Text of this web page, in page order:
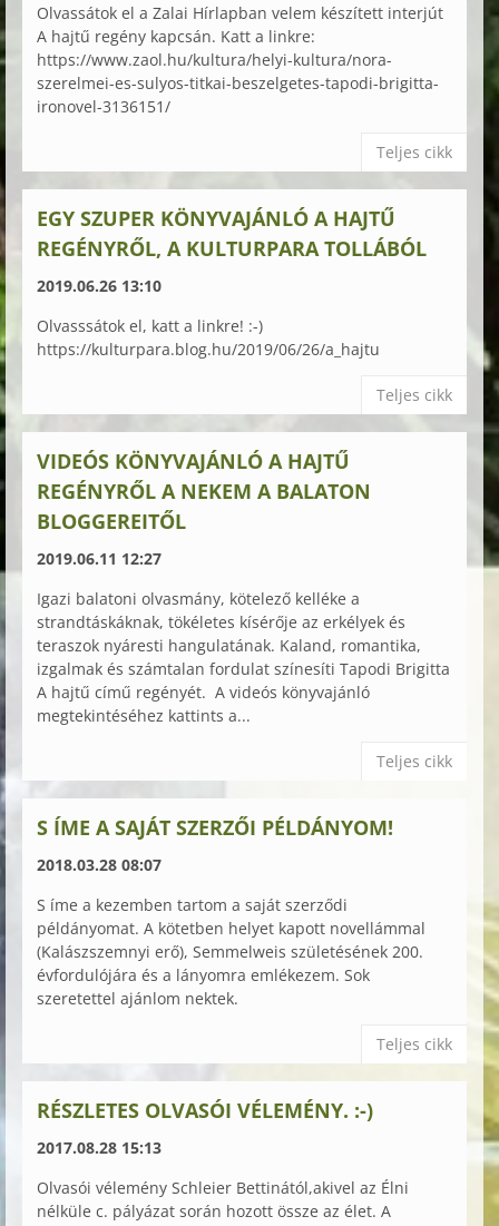
Olvassátok el a Zalai Hírlapban velem készített interjút
A hajtű regény kapcsán. Katt a linkre:
https://www.zaol.hu/kultura/helyi-kultura/nora-
szerelmei-es-sulyos-titkai-beszelgetes-tapodi-brigitta-
ironovel-3136151/
Teljes cikk
EGY SZUPER KÖNYVAJÁNLÓ A HAJTŰ
REGÉNYRŐL, A KULTURPARA TOLLÁBÓL
2019.06.26 13:10
Olvasssátok el, katt a linkre! :-)
https://kulturpara.blog.hu/2019/06/26/a_hajtu
Teljes cikk
VIDEÓS KÖNYVAJÁNLÓ A HAJTŰ
REGÉNYRŐL A NEKEM A BALATON
BLOGGEREITŐL
2019.06.11 12:27
Igazi balatoni olvasmány, kötelező kelléke a
strandtáskáknak, tökéletes kísérője az erkélyek és
teraszok nyáresti hangulatának. Kaland, romantika,
izgalmak és számtalan fordulat színesíti Tapodi Brigitta
A hajtű című regényét. A videós könyvajánló
megtekintéséhez kattints a...
Teljes cikk
S ÍME A SAJÁT SZERZŐI PÉLDÁNYOM!
2018.03.28 08:07
S íme a kezemben tartom a saját szerződi
példányomat. A kötetben helyet kapott novellámmal
(Kalászszemnyi erő), Semmelweis születésének 200.
évfordulójára és a lányomra emlékezem. Sok
szeretettel ajánlom nektek.
Teljes cikk
RÉSZLETES OLVASÓI VÉLEMÉNY. :-)
2017.08.28 15:13
Olvasói vélemény Schleier Bettinától,akivel az Élni
nélküle c. pályázat során hozott össze az élet. A